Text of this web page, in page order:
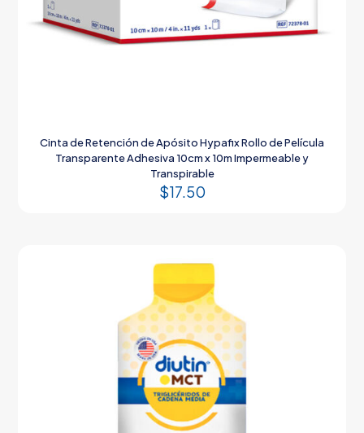
Cinta de Retención de Apósito Hypafix Rollo de Película
Transparente Adhesiva 10cm x 10m Impermeable y
Transpirable
$17.50